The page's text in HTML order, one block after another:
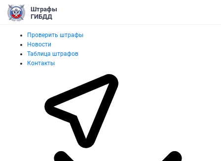
Штрафы
ГИБДД
Проверить штрафы
Новости
Таблица штрафов
Контакты